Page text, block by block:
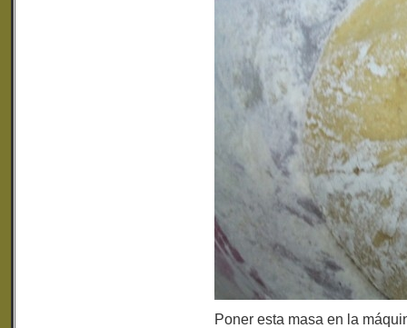
Poner esta masa en la